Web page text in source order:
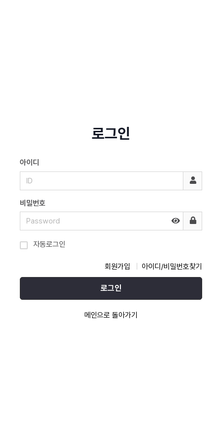
로그인
아이디
비밀번호
자동로그인
회원가입 아이디/비밀번호찾기
로그인
메인으로 돌아가기